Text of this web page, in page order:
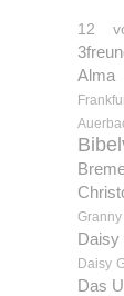
12
Alma
Daisy
Das